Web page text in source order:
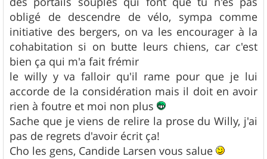
obligé de descendre de vélo, sympa comme
initiative des bergers, on va les encourager à la
cohabitation si on butte leurs chiens, car c'est
bien ça qui m'a fait frémir
le willy y va falloir qu'il rame pour que je lui
accorde de la considération mais il doit en avoir
rien à foutre et moi non plus
Sache que je viens de relire la prose du Willy, j'ai
pas de regrets d'avoir écrit ça!
Cho les gens, Candide Larsen vous salue